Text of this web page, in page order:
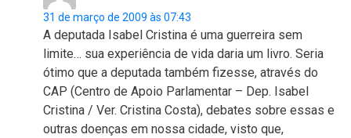
31 de março de 2009 às 07:43
A deputada Isabel Cristina é uma guerreira sem
limite… sua experiência de vida daria um livro. Seria
ótimo que a deputada também fizesse, através do
CAP (Centro de Apoio Parlamentar – Dep. Isabel
Cristina / Ver. Cristina Costa), debates sobre essas e
outras doenças em nossa cidade, visto que,